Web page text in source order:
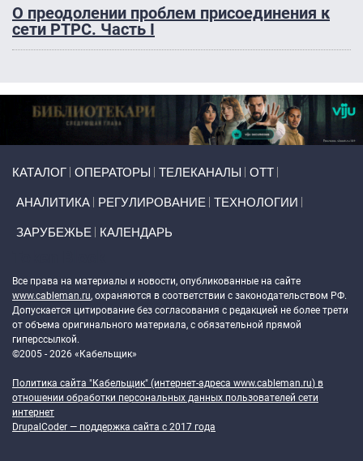
О преодолении проблем присоединения к
сети РТРС. Часть I
КАТАЛОГ ОПЕРАТОРЫ ТЕЛЕКАНАЛЫ ОТТ
АНАЛИТИКА РЕГУЛИРОВАНИЕ ТЕХНОЛОГИИ
ЗАРУБЕЖЬЕ КАЛЕНДАРЬ
Все права на материалы и новости, опубликованные на сайте
www.cableman.ru, охраняются в соответствии с законодательством РФ.
Допускается цитирование без согласования с редакцией не более трети
от объема оригинального материала, с обязательной прямой
гиперссылкой.
©2005 - 2026 «Кабельщик»
Политика сайта "Кабельщик" (интернет-адреса www.cableman.ru) в
отношении обработки персональных данных пользователей сети
интернет
DrupalCoder — поддержка сайта c 2017 года